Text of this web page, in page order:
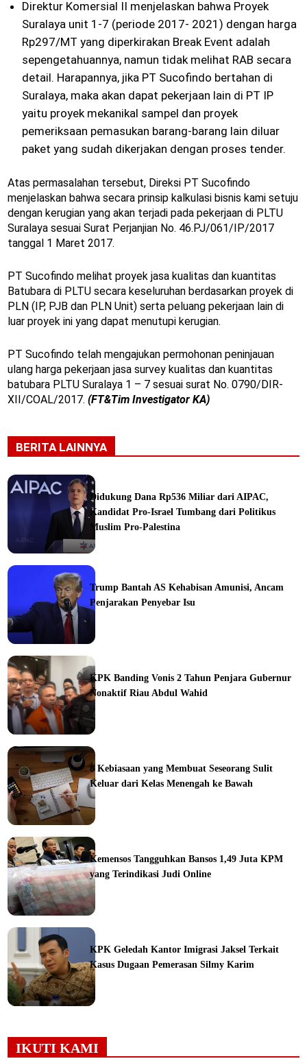
Direktur Komersial II menjelaskan bahwa Proyek
Suralaya unit 1-7 (periode 2017- 2021) dengan harga
Rp297/MT yang diperkirakan Break Event adalah
sepengetahuannya, namun tidak melihat RAB secara
detail. Harapannya, jika PT Sucofindo bertahan di
Suralaya, maka akan dapat pekerjaan lain di PT IP
yaitu proyek mekanikal sampel dan proyek
pemeriksaan pemasukan barang-barang lain diluar
paket yang sudah dikerjakan dengan proses tender.
Atas permasalahan tersebut, Direksi PT Sucofindo
menjelaskan bahwa secara prinsip kalkulasi bisnis kami setuju
dengan kerugian yang akan terjadi pada pekerjaan di PLTU
Suralaya sesuai Surat Perjanjian No. 46.PJ/061/IP/2017
tanggal 1 Maret 2017.
PT Sucofindo melihat proyek jasa kualitas dan kuantitas
Batubara di PLTU secara keseluruhan berdasarkan proyek di
PLN (IP, PJB dan PLN Unit) serta peluang pekerjaan lain di
luar proyek ini yang dapat menutupi kerugian.
PT Sucofindo telah mengajukan permohonan peninjauan
ulang harga pekerjaan jasa survey kualitas dan kuantitas
batubara PLTU Suralaya 1 – 7 sesuai surat No. 0790/DIR-
XII/COAL/2017. (FT&Tim Investigator KA)
BERITA LAINNYA
Didukung Dana Rp536 Miliar dari AIPAC,
Kandidat Pro-Israel Tumbang dari Politikus
Muslim Pro-Palestina
Trump Bantah AS Kehabisan Amunisi, Ancam
Penjarakan Penyebar Isu
KPK Banding Vonis 2 Tahun Penjara Gubernur
Nonaktif Riau Abdul Wahid
8 Kebiasaan yang Membuat Seseorang Sulit
Keluar dari Kelas Menengah ke Bawah
Kemensos Tangguhkan Bansos 1,49 Juta KPM
yang Terindikasi Judi Online
KPK Geledah Kantor Imigrasi Jaksel Terkait
Kasus Dugaan Pemerasan Silmy Karim
IKUTI KAMI